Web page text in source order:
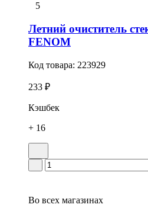
5
Летний очиститель
FENOM
Код товара: 223929
233 ₽
Кэшбек
+ 16
Во всех магазинах